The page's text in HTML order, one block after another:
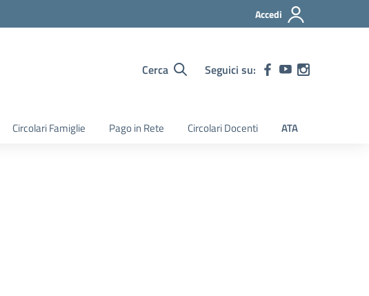
Accedi
Cerca Seguici su:
Circolari Famiglie Pago in Rete Circolari Docenti ATA